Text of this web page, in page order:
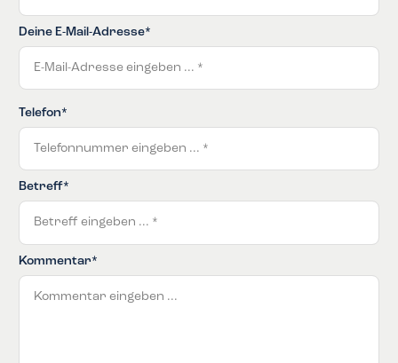
Deine E-Mail-Adresse*
Telefon*
Betreff*
Kommentar*